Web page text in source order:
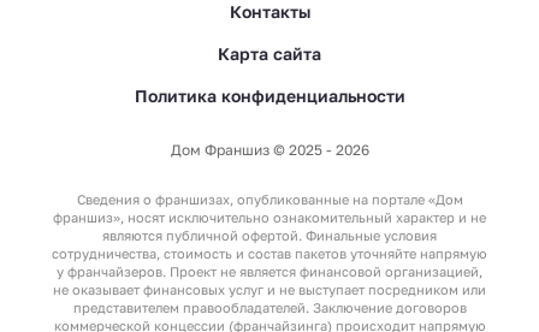
Контакты
Карта сайта
Политика конфиденциальности
Дом Франшиз © 2025 - 2026